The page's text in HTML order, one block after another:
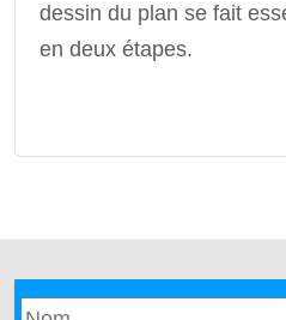
dessin du plan se fait
en deux étapes.